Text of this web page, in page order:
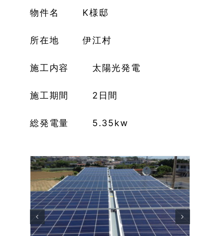
物件名 K様邸
所在地 伊江村
施工内容 太陽光発電
施工期間 2日間
総発電量 5.35kw